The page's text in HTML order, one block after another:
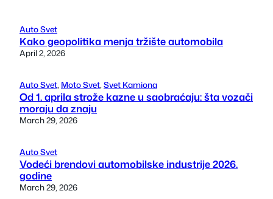
Auto Svet
Kako geopolitika menja tržište automobila
April 2, 2026
Auto Svet, Moto Svet, Svet Kamiona
Od 1. aprila strože kazne u saobraćaju: šta vozači
moraju da znaju
March 29, 2026
Auto Svet
Vodeći brendovi automobilske industrije 2026.
godine
March 29, 2026